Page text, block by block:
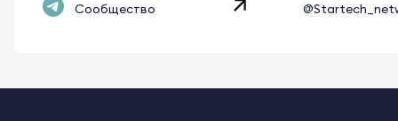
Сообщество